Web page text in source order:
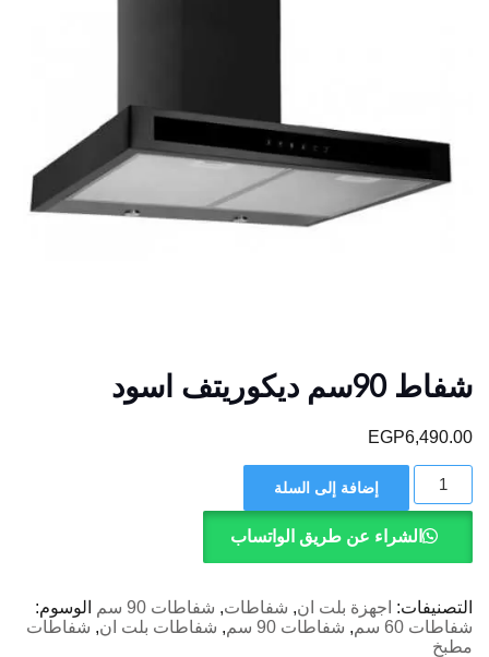
شفاط 90سم ديكوريتف اسود
EGP6,490.00
كمية
شفاط
90سم
ديكوريتف
إضافة إلى السلة
الشراء عن طريق الواتساب
التصنيفات: اجهزة بلت ان, شفاطات, شفاطات 90 سم
الوسوم:
شفاطات 60 سم
, شفاطات 90 سم , شفاطات بلت ان, شفاطات
مطبخ